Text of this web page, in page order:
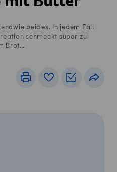
beides. In jedem Fall
schmeckt super zu
Brot…
DruckenRezeptbuch